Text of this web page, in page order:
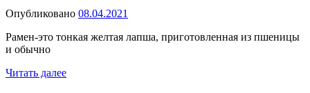
Опубликовано 08.04.2021
Рамен-это тонкая желтая лапша, приготовленная из пшеницы
и обычно
Читать далее